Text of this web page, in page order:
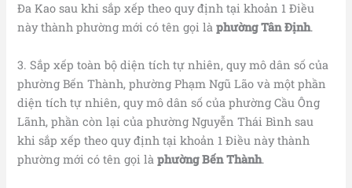
Đa Kao sau khi sắp xếp theo quy định tại khoản 1 Điều
này thành phường mới có tên gọi làphườngTân Định.
3. Sắp xếp toàn bộ diện tích tự nhiên, quy mô dân số của
phường Bến Thành, phường Phạm Ngũ Lão và một phần
diện tích tự nhiên, quy mô dân số của phường Cầu Ông
Lãnh, phần còn lại của phường Nguyễn Thái Bình sau
khi sắp xếp theo quy định tại khoản 1 Điều này thành
phường mới có tên gọi làphường Bến Thành.